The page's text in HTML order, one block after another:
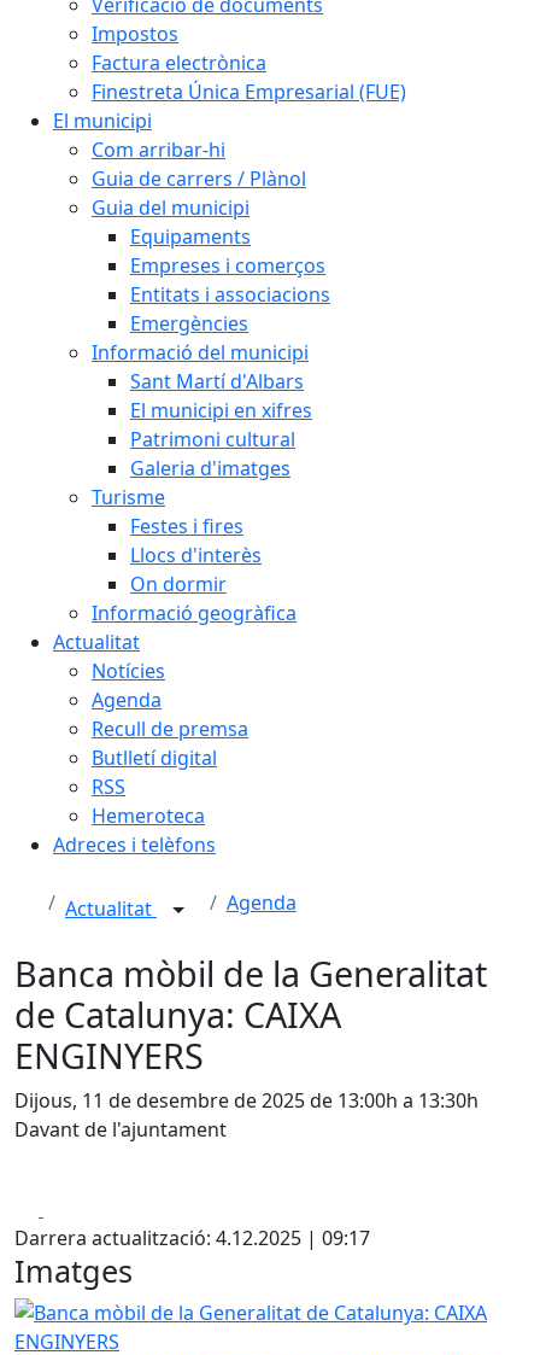
Impostos
Factura electrònica
Finestreta Única Empresarial (FUE)
El municipi
Com arribar-hi
Guia de carrers / Plànol
Guia del municipi
Equipaments
Empreses i comerços
Entitats i associacions
Emergències
Informació del municipi
Sant Martí d'Albars
El municipi en xifres
Patrimoni cultural
Galeria d'imatges
Turisme
Festes i fires
Llocs d'interès
On dormir
Informació geogràfica
Actualitat
Notícies
Agenda
Recull de premsa
Butlletí digital
RSS
Hemeroteca
Adreces i telèfons
Actualitat Agenda
Banca mòbil de la Generalitat
de Catalunya: CAIXA
ENGINYERS
Dijous, 11 de desembre de 2025 de 13:00h a 13:30h
Davant de l'ajuntament
Darrera actualització: 4.12.2025 | 09:17
Imatges
Banca mòbil de la Generalitat de Catalunya: CAIXA